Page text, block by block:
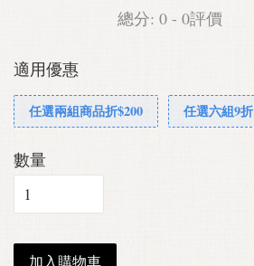
總分: 0 - 0評價
適用優惠
任選兩組商品折$200 任選六組9折
數量
加入購物車